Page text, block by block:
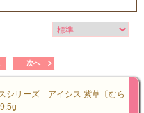
次へ
シリーズ アイシス 紫草〔むら